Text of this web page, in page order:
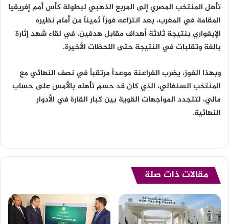
تأهل المنتخب المصري إلى المربع الذهبي لبطولة كأس أمم إفريقيا
المقامة في المغرب، بعد انتزاعه فوزاً ثميناً من أمام نظيره
الإيفواري بنتيجة ثلاثة أهداف مقابل هدفين، في لقاء شهد إثارة
بالغة وتقلبات في النتيجة حتى اللحظات الأخيرة.
وبهذا الفوز، يضرب الفراعنة موعداً مرتقباً في نصف النهائي مع
المنتخب السنغالي، الذي كان قد حسم تأهله بالأمس على حساب
مالي، لتتجدد المواجهات القوية بين كبار القارة في الأدوار
النهائية.
مقالات ذات صلة